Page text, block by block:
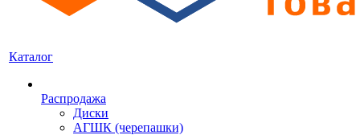
Каталог
Распродажа
Диски
АГШК (черепашки)